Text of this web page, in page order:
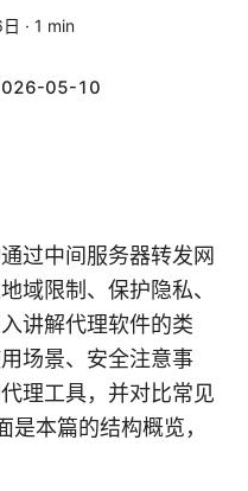
· 1 min
05-10
过中间服务器转发网
域限制、保护隐私、
讲解代理软件的类
场景、安全注意事
理工具，并对比常见
本篇的结构概览，